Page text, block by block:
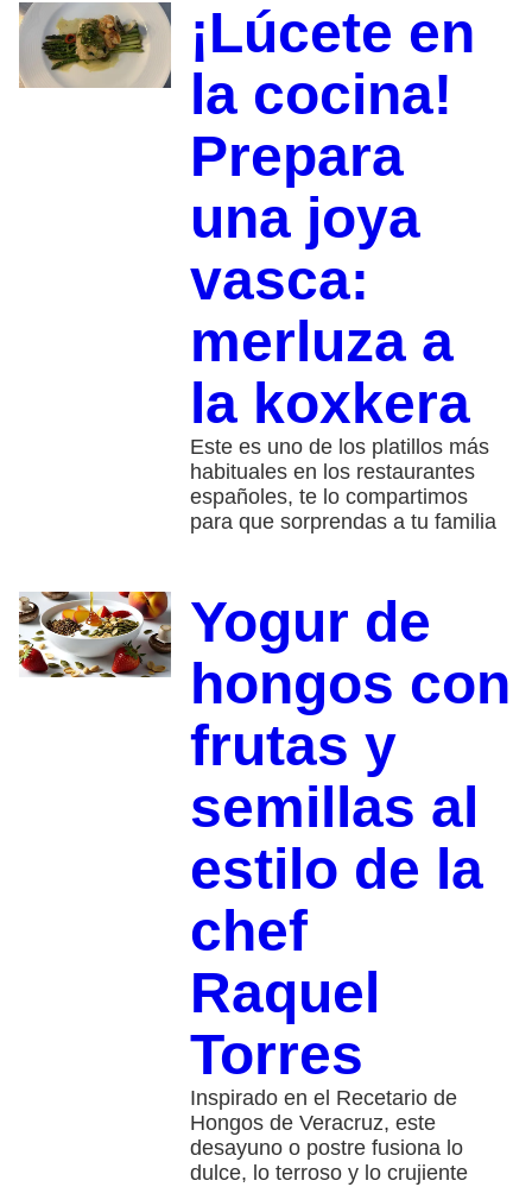
¡Lúcete en
la cocina!
Prepara
una joya
vasca:
merluza a
la koxkera
Este es uno de los platillos más
habituales en los restaurantes
españoles, te lo compartimos
para que sorprendas a tu familia
Yogur de
hongos con
frutas y
semillas al
estilo de la
chef
Raquel
Torres
Inspirado en el Recetario de
Hongos de Veracruz, este
desayuno o postre fusiona lo
dulce, lo terroso y lo crujiente